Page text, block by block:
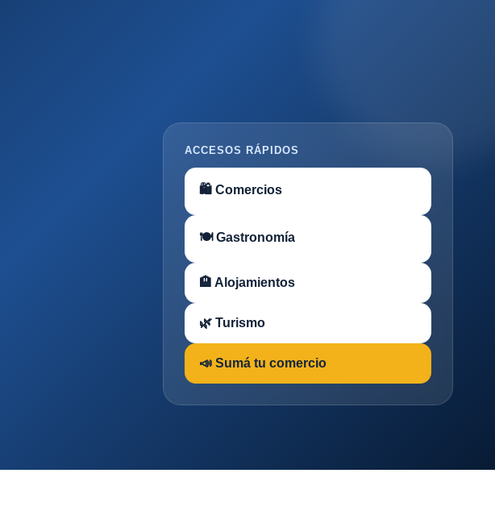
ACCESOS RÁPIDOS
🛍 Comercios
🍽 Gastronomía
🏨 Alojamientos
🌿 Turismo
📣 Sumá tu comercio